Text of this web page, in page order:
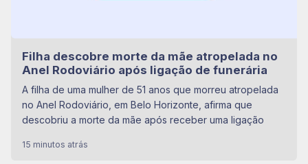
Filha descobre morte da mãe atropelada no
Anel Rodoviário após ligação de funerária
A filha de uma mulher de 51 anos que morreu atropelada
no Anel Rodoviário, em Belo Horizonte, afirma que
descobriu a morte da mãe após receber uma ligação
15 minutos atrás